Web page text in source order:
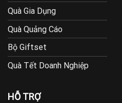
Quà Gia Dụng
Quà Quảng Cáo
Bộ Giftset
Quà Tết Doanh Nghiệp
HỖ TRỢ